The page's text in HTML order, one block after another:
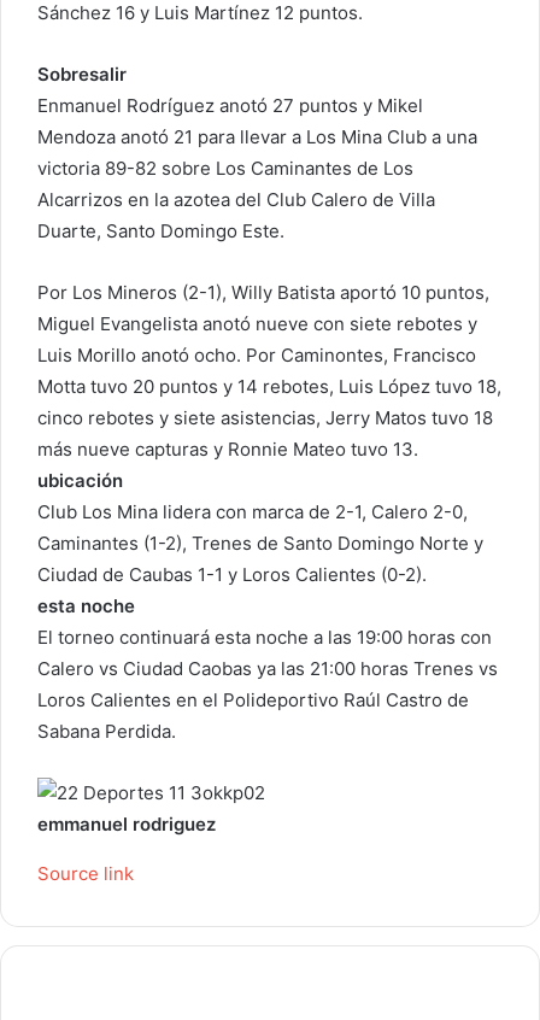
ó
c
o
Sánchez 16 y Luis Martínez 12 puntos.
Sobresalir
Enmanuel Rodríguez anotó 27 puntos y Mikel
Mendoza anotó 21 para llevar a Los Mina Club a una
victoria 89-82 sobre Los Caminantes de Los
Alcarrizos en la azotea del Club Calero de Villa
Duarte, Santo Domingo Este.
Por Los Mineros (2-1), Willy Batista aportó 10 puntos,
Miguel Evangelista anotó nueve con siete rebotes y
Luis Morillo anotó ocho. Por Caminontes, Francisco
Motta tuvo 20 puntos y 14 rebotes, Luis López tuvo 18,
cinco rebotes y siete asistencias, Jerry Matos tuvo 18
más nueve capturas y Ronnie Mateo tuvo 13.
ubicación
Club Los Mina lidera con marca de 2-1, Calero 2-0,
Caminantes (1-2), Trenes de Santo Domingo Norte y
Ciudad de Caubas 1-1 y Loros Calientes (0-2).
esta noche
El torneo continuará esta noche a las 19:00 horas con
Calero vs Ciudad Caobas ya las 21:00 horas Trenes vs
Loros Calientes en el Polideportivo Raúl Castro de
Sabana Perdida.
emmanuel rodriguez
Source link